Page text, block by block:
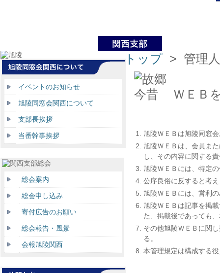
イベントのお知らせ
旭陵同窓会関西について
支部長挨拶
当番幹事挨拶
総会案内
総会申し込み
寄付広告のお願い
総会報告・風景
会報旭陵関西
トップ > 管理人
ＷＥＢ
1.
旭陵ＷＥＢは旭陵同窓
2.
旭陵ＷＥＢは、会員ま
し、その内容に関する
3.
旭陵ＷＥＢには、特定
4. 公序良俗に反すると考
5.
旭陵ＷＥＢには、営利
6.
旭陵ＷＥＢは記事を掲
た、掲載後であっても
7.
その他旭陵ＷＥＢに関
る。
8. 本管理規定は構成する